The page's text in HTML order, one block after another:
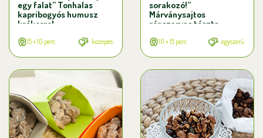
egy falat” Tonhalas
kapribogyós humusz
krékerrel
15 + 10 perc közepes
sorakozó!”
Márványsajtos
rénszarvas tészta
10 + 15 perc egyszerű